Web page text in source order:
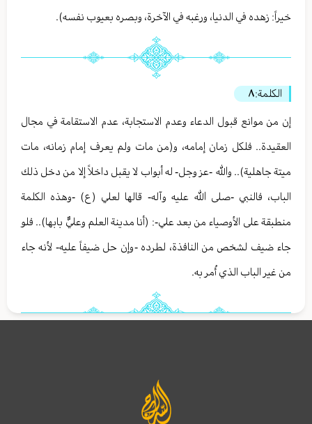
خيراً: زهده في الدنيا، ورغبه في الآخرة، وبصره بعيوب نفسه).
الكلمة:٨
إن من موانع قبول الدعاء وعدم الاستجابة، عدم الاستقامة في مجال
العقيدة.. فلكل زمان إمامه، و(من مات ولم يعرف إمام زمانه، مات
ميتة جاهلية).. والله -عز وجل- له أبواب لا يقبل داخلاً إلا من دخل ذلك
الباب، فالنبي -صلى الله عليه وآله- قالها لعلي (ع) -وهذه الكلمة
منطبقة على الأوصياء من بعد علي-: (أنا مدينة العلم وعليٌّ بابها).. فلو
جاء ضيف لشخص من النافذة، لطرده -وإن حل ضيفاً عليه- لأنه جاء
من غير الباب الذي أُمر به.